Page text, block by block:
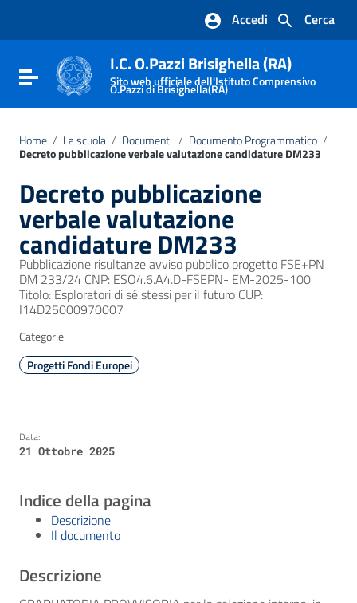
Vai al footer
Cerca
Accedi
Attiva / disattiva la navigazione
I.C. O.Pazzi Brisighella (RA)
Sito web ufficiale dell'Istituto Comprensivo
O.Pazzi di Brisighella(RA)
Home / La scuola / Documenti / Documento Programmatico /
Decreto pubblicazione verbale valutazione candidature DM233
Decreto pubblicazione
verbale valutazione
candidature DM233
Pubblicazione risultanze avviso pubblico progetto FSE+PN
DM 233/24 CNP: ESO4.6.A4.D-FSEPN- EM-2025-100
Titolo: Esploratori di sé stessi per il futuro CUP:
I14D25000970007
Categorie
Progetti Fondi Europei
Data:
21 Ottobre 2025
Indice della pagina
Descrizione
Il documento
Descrizione